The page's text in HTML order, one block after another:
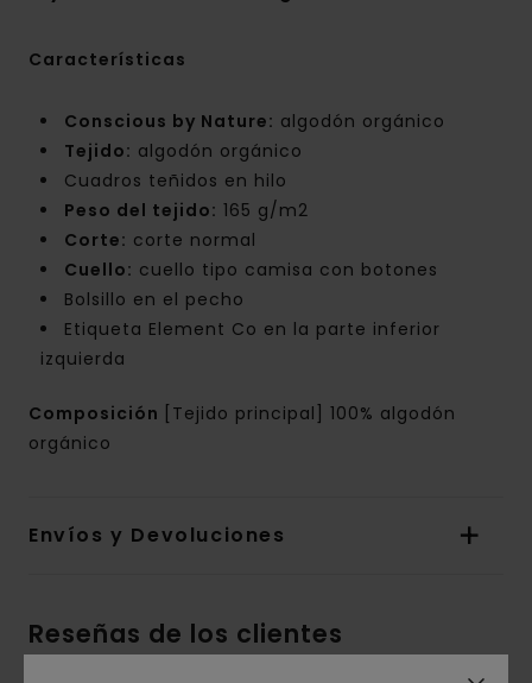
Características
Conscious by Nature: algodón orgánico
Tejido: algodón orgánico
Cuadros teñidos en hilo
Peso del tejido: 165 g/m2
Corte: corte normal
Cuello: cuello tipo camisa con botones
Bolsillo en el pecho
Etiqueta Element Co en la parte inferior
izquierda
Composición
[Tejido principal] 100% algodón
orgánico
Envíos y Devoluciones
Reseñas de los clientes